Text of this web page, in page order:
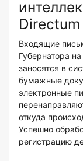
Входящие
Губернатора
заносятся в
бумажные
электронные
откуда
Успешно
регистрацию